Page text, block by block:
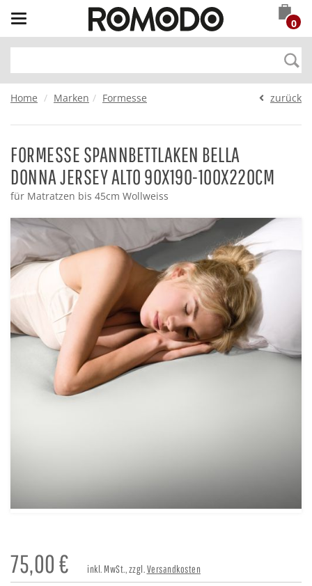
Toggle
navigation
0
Home Marken Formesse zurück
FORMESSE SPANNBETTLAKEN BELLA
DONNA JERSEY ALTO 90X190-100X220CM
für Matratzen bis 45cm Wollweiss
75,00€ inkl. MwSt., zzgl.Versandkosten